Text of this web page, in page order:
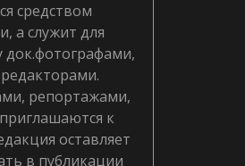
средством
а служит для
репортажами,
к
оставляет
в публикации